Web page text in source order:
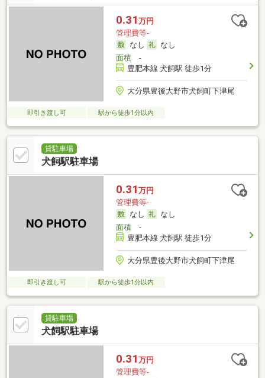
0.31 万円
管理費等-
なし
なし
面積-
豊肥本線 犬飼駅 徒歩1分
大分県豊後大野市犬飼町下津尾
即引き渡し可 駅から徒歩1分以内
貸駐車場
犬飼駅駐車場
0.31 万円
管理費等-
なし
なし
面積-
豊肥本線 犬飼駅 徒歩1分
大分県豊後大野市犬飼町下津尾
即引き渡し可 駅から徒歩1分以内
貸駐車場
犬飼駅駐車場
0.31 万円
管理費等-